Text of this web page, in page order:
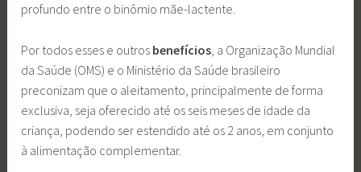
profundo entre o binômio mãe-lactente.
Por todos esses e outros benefícios , a Organização Mundial
da Saúde (OMS) e o Ministério da Saúde brasileiro
preconizam que o aleitamento, principalmente de forma
exclusiva, seja oferecido até os seis meses de idade da
criança, podendo ser estendido até os 2 anos, em conjunto
à alimentação complementar.